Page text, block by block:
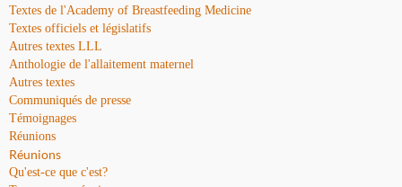
Textes de l'Academy of Breastfeeding Medicine
Textes officiels et législatifs
Autres textes LLL
Anthologie de l'allaitement maternel
Autres textes
Communiqués de presse
Témoignages
Réunions
Réunions
Qu'est-ce que c'est?